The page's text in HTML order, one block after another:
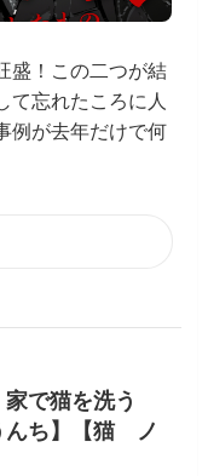
盛！この二つが結
て忘れたころに人
例が去年だけで何
で猫を洗う
ち】【猫 ノ